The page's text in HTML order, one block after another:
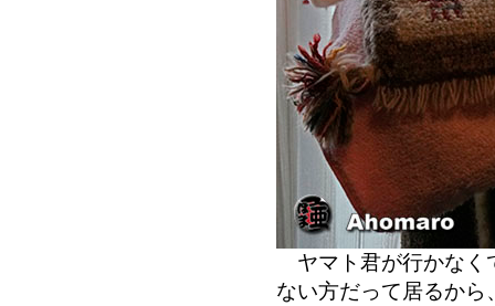
ヤマト君が行かなく
ない方だって居るか